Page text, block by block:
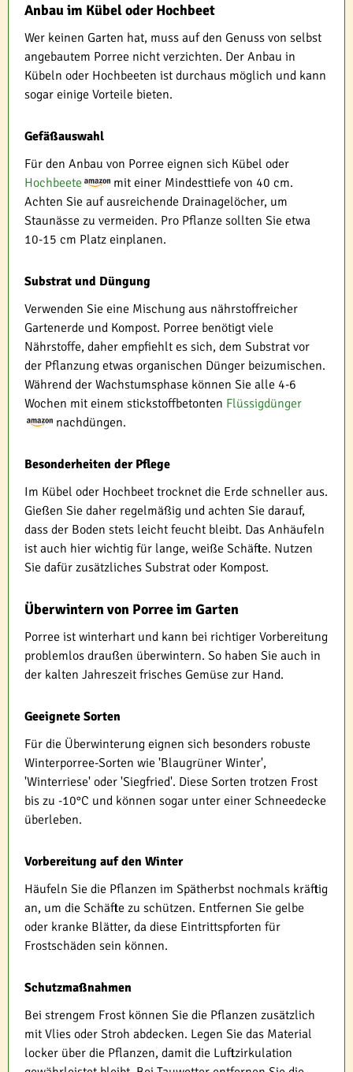
Anbau im Kübel oder Hochbeet
Wer keinen Garten hat, muss auf den Genuss von selbst
angebautem Porree nicht verzichten. Der Anbau in
Kübeln oder Hochbeeten ist durchaus möglich und kann
sogar einige Vorteile bieten.
Gefäßauswahl
Für den Anbau von Porree eignen sich Kübel oder
Hochbeete
mit einer Mindesttiefe von 40 cm.
Achten Sie auf ausreichende Drainagelöcher, um
Staunässe zu vermeiden. Pro Pflanze sollten Sie etwa
10-15 cm Platz einplanen.
Substrat und Düngung
Verwenden Sie eine Mischung aus nährstoffreicher
Gartenerde und Kompost. Porree benötigt viele
Nährstoffe, daher empfiehlt es sich, dem Substrat vor
der Pflanzung etwas organischen Dünger beizumischen.
Während der Wachstumsphase können Sie alle 4-6
Wochen mit einem stickstoffbetonten Flüssigdünger
nachdüngen.
Besonderheiten der Pflege
Im Kübel oder Hochbeet trocknet die Erde schneller aus.
Gießen Sie daher regelmäßig und achten Sie darauf,
dass der Boden stets leicht feucht bleibt. Das Anhäufeln
ist auch hier wichtig für lange, weiße Schäfte. Nutzen
Sie dafür zusätzliches Substrat oder Kompost.
Überwintern von Porree im Garten
Porree ist winterhart und kann bei richtiger Vorbereitung
problemlos draußen überwintern. So haben Sie auch in
der kalten Jahreszeit frisches Gemüse zur Hand.
Geeignete Sorten
Für die Überwinterung eignen sich besonders robuste
Winterporree-Sorten wie 'Blaugrüner Winter',
'Winterriese' oder 'Siegfried'. Diese Sorten trotzen Frost
bis zu -10°C und können sogar unter einer Schneedecke
überleben.
Vorbereitung auf den Winter
Häufeln Sie die Pflanzen im Spätherbst nochmals kräftig
an, um die Schäfte zu schützen. Entfernen Sie gelbe
oder kranke Blätter, da diese Eintrittspforten für
Frostschäden sein können.
Schutzmaßnahmen
Bei strengem Frost können Sie die Pflanzen zusätzlich
mit Vlies oder Stroh abdecken. Legen Sie das Material
locker über die Pflanzen, damit die Luftzirkulation